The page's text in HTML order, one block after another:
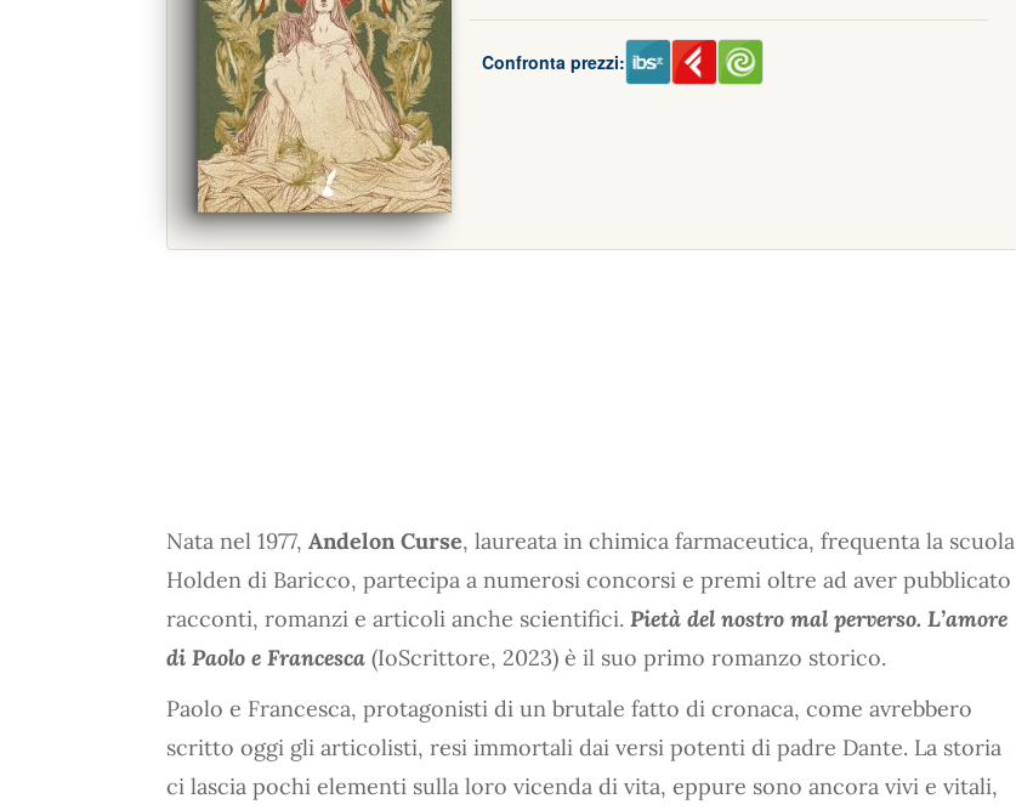
Confronta prezzi:
Nata nel 1977, Andelon Curse, laureata in chimica farmaceutica, frequenta la scuola
Holden di Baricco, partecipa a numerosi concorsi e premi oltre ad aver pubblicato
racconti, romanzi e articoli anche scientifici. Pietà del nostro mal perverso. L’amore
di Paolo e Francesca (IoScrittore, 2023) è il suo primo romanzo storico.
Paolo e Francesca, protagonisti di un brutale fatto di cronaca, come avrebbero
scritto oggi gli articolisti, resi immortali dai versi potenti di padre Dante. La storia
ci lascia pochi elementi sulla loro vicenda di vita, eppure sono ancora vivi e vitali,